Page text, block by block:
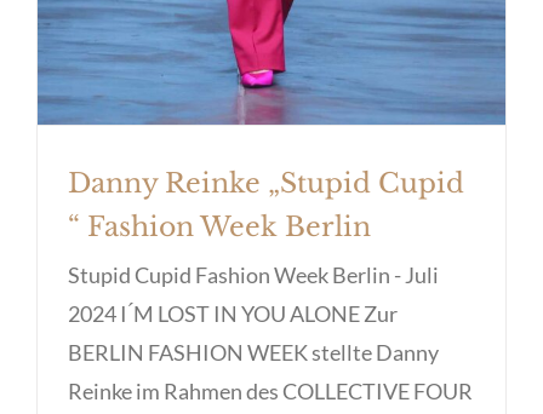
Danny Reinke „Stupid Cupid
“ Fashion Week Berlin
Stupid Cupid Fashion Week Berlin - Juli
2024 I ́M LOST IN YOU ALONE Zur
BERLIN FASHION WEEK stellte Danny
Reinke im Rahmen des COLLECTIVE FOUR